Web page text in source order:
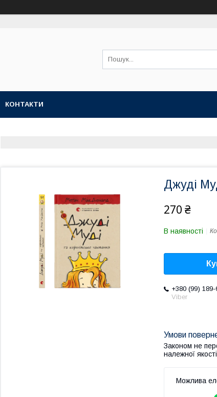
КОНТАКТИ
Джуді
270 ₴
В наявності
+380 (99) 189-
Viber
Законом не
належної якості